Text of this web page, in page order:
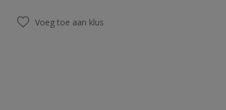
Voeg toe aan klus